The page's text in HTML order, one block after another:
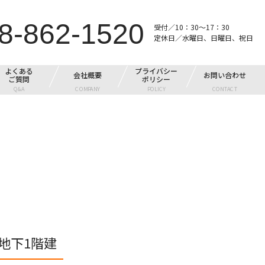
862-1520
受付／10：30～17：30
定休日／水曜日、日曜日、祝日
よくある
ご質問
Q&A
会社概要
COMPANY
プライバシー
ポリシー
POLICY
お問い合わせ
CONTACT
下1階建